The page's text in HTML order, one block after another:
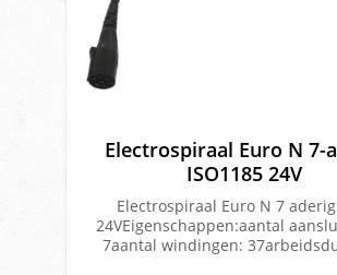
Electrospiraal Euro N 7-
ISO1185 24V
Electrospiraal Euro N 7
24VEigenschappen:aantal
7aantal windingen: